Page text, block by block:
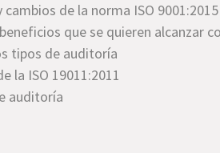
cambios de la norma ISO 9001:2015
que se quieren alcanzar
tipos de auditoría
la ISO 19011:2011
auditoría